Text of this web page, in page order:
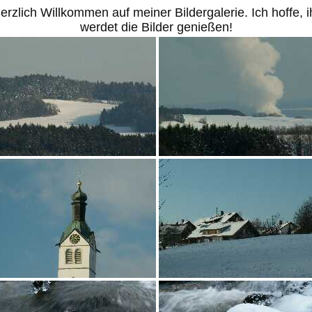
Willkommen auf meiner Bildergalerie. Ich hoffe,
werdet die Bilder genießen!